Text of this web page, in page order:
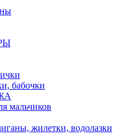
бабочки
мальчиков
жилетки, водолазки